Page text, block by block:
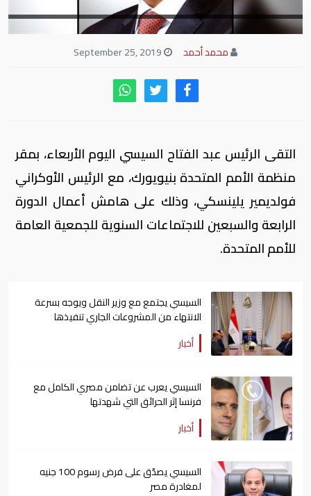
محمد أحمد
التقى الرئيس عبد الفتاح السيسي اليوم الأربعاء، بمقر
منظمة الأمم المتحدة بنيويورك، مع الرئيس الأوكراني
فولديمير يلينسكي، وذلك على هامش أعمال الدورة
الرابعة والسبعين للاجتماعات السنوية للجمعية العامة
للأمم المتحدة.
السيسي يجتمع مع وزير النقل ويوجه بسرعة
الانتهاء من المشروعات الجاري تنفيذها
أخبار
السيسي يعرب عن تضامن مصري الكامل مع
فرنسا إثر الحرائق التي شهدتها
أخبار
السيسي يصدّق على فرض رسوم 100 جنيه
لمغادرة مصر